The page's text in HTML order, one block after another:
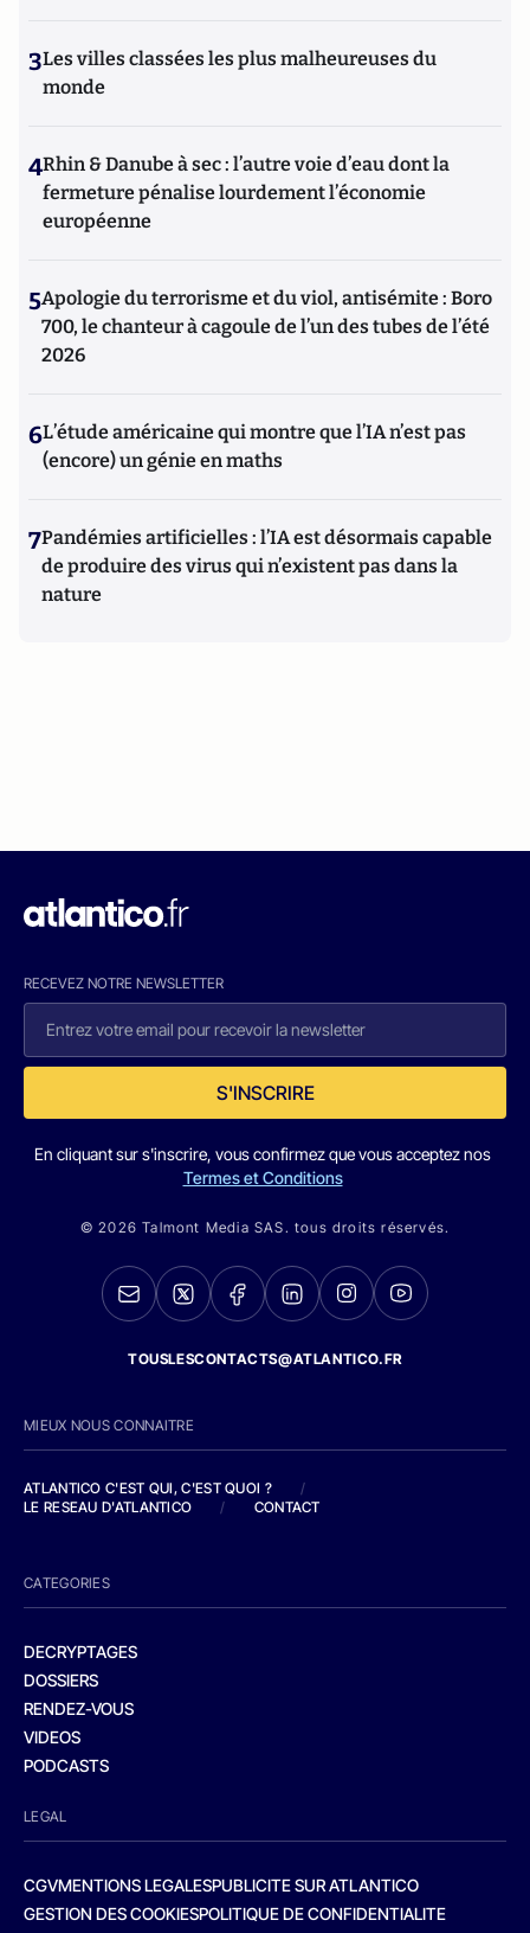
3Les villes classées les plus malheureuses du
monde
4Rhin & Danube à sec : l’autre voie d’eau dont la
fermeture pénalise lourdement l’économie
européenne
5Apologie du terrorisme et du viol, antisémite : Boro
700, le chanteur à cagoule de l’un des tubes de l’été
2026
6L’étude américaine qui montre que l’IA n’est pas
(encore) un génie en maths
7Pandémies artificielles : l’IA est désormais capable
de produire des virus qui n’existent pas dans la
nature
RECEVEZ NOTRE NEWSLETTER
S'INSCRIRE
En cliquant sur s'inscrire, vous confirmez que vous acceptez nos
Termes et Conditions
© 2026 Talmont Media SAS. tous droits réservés.
TOUSLESCONTACTS@ATLANTICO.FR
MIEUX NOUS CONNAITRE
ATLANTICO C'EST QUI, C'EST QUOI ?
/
LE RESEAU D'ATLANTICO
/ CONTACT
CATEGORIES
DECRYPTAGES
DOSSIERS
RENDEZ-VOUS
VIDEOS
PODCASTS
LEGAL
CGVMENTIONS LEGALESPUBLICITE SUR ATLANTICO
GESTION DES COOKIESPOLITIQUE DE CONFIDENTIALITE